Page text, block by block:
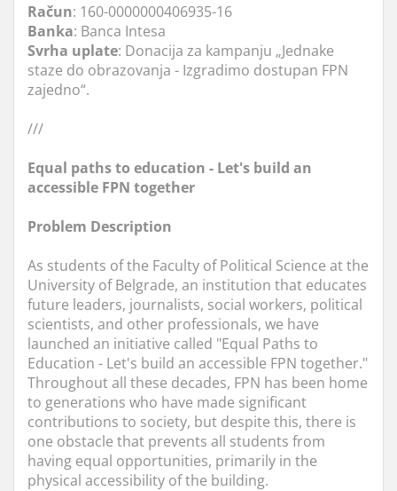
Račun: 160-0000000406935-16
Banka: Banca Intesa
Svrha uplate: Donacija za kampanju „Jednake
staze do obrazovanja - Izgradimo dostupan FPN
zajedno“.
///
Equal paths to education - Let's build an
accessible FPN together
Problem Description
As students of the Faculty of Political Science at the
University of Belgrade, an institution that educates
future leaders, journalists, social workers, political
scientists, and other professionals, we have
launched an initiative called "Equal Paths to
Education - Let's build an accessible FPN together."
Throughout all these decades, FPN has been home
to generations who have made significant
contributions to society, but despite this, there is
one obstacle that prevents all students from
having equal opportunities, primarily in the
physical accessibility of the building.